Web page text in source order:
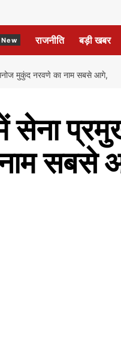
New राजनीति बड़ी खबर
मुकुंद नरवणे का नाम सबसे आगे,
सेना
सबसे